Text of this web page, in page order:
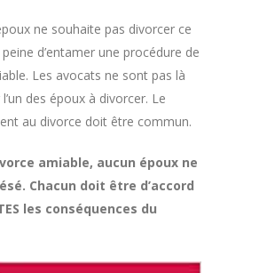
ne souhaite pas divorcer ce
peine d’entamer une procédure de
Les avocats ne sont pas là
des époux à divorcer. Le
au divorce doit être commun.
amiable, aucun époux ne
Chacun doit être d’accord
les conséquences du